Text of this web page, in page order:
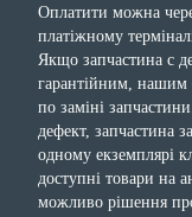
Оплатити можна
платіжному
Якщо запчастина с
гарантійним, нашим
по заміні
дефект, запчастина
одному екземплярі
доступні товари на
можливо рішення